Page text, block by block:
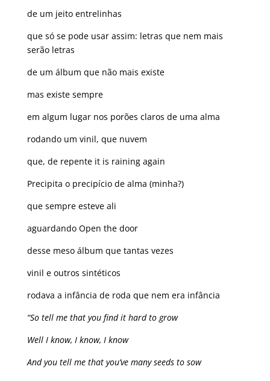
de um jeito entrelinhas
que só se pode usar assim: letras que nem mais
serão letras
de um álbum que não mais existe
mas existe sempre
em algum lugar nos porões claros de uma alma
rodando um vinil, que nuvem
que, de repente it is raining again
Precipita o precipício de alma (minha?)
que sempre esteve ali
aguardando Open the door
desse meso álbum que tantas vezes
vinil e outros sintéticos
rodava a infância de roda que nem era infância
“So tell me that you find it hard to grow
Well I know, I know, I know
And you tell me that you’ve many seeds to sow